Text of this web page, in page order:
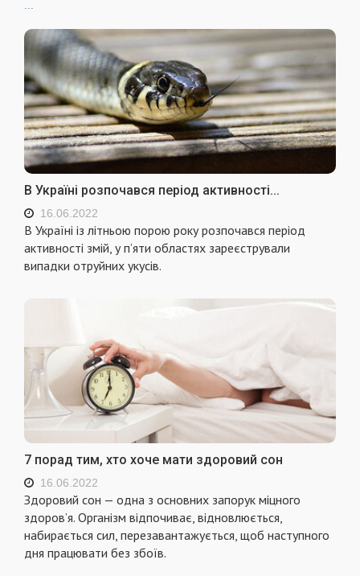
В Україні розпочався період активності...
16.06.2022
В Україні із літньою порою року розпочався період
активності змій, у п’яти областях зареєстрували
випадки отруйних укусів.
7 порад тим, хто хоче мати здоровий сон
16.06.2022
Здоровий сон — одна з основних запорук міцного
здоров’я. Організм відпочиває, відновлюється,
набирається сил, перезавантажується, щоб наступного
дня працювати без збоїв.